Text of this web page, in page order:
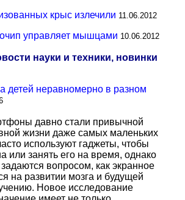
крыс излечили 11.06.2012
управляет мышцами 10.06.2012
науки и техники, новинки
детей неравномерно в разном
давно стали привычной
жизни даже самых маленьких
используют гаджеты, чтобы
или занять его на время, однако
вопросом, как экранное
на развитии мозга и будущей
Новое исследование